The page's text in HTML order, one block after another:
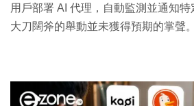
用戶部署 AI 代理，自動監測並通知
大刀闊斧的舉動並未獲得預期的掌聲。